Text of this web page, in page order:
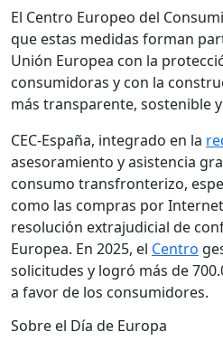
El Centro Europeo del
que estas medidas forman
Unión Europea con la
consumidoras y con la
más transparente, sostenible
CEC-España, integrado en la
asesoramiento y asistencia
consumo transfronterizo,
como las compras por
resolución extrajudicial de
Europea. En 2025, el Centro
solicitudes y logró más de
a favor de los consumidores.
Sobre el Día de Europa